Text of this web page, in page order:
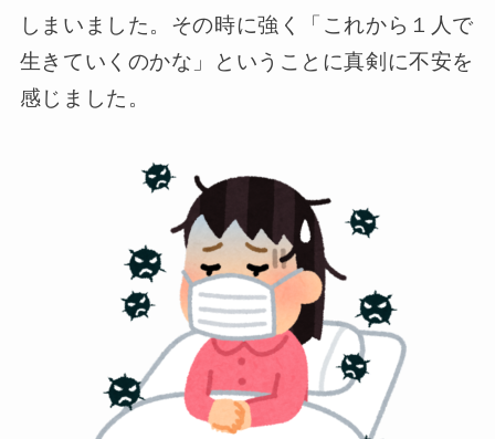
しまいました。その時に強く「これから１人で
生きていくのかな」ということに真剣に不安を
感じました。